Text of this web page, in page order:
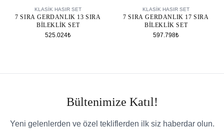
KLASIK HASIR SET
7 SIRA GERDANLIK 13 SIRA
BILEKLIK SET
525.024₺
KLASIK HASIR SET
7 SIRA GERDANLIK 17 SIRA
BILEKLIK SET
597.798₺
Bültenimize Katıl!
Yeni gelenlerden ve özel tekliflerden ilk siz haberdar olun.